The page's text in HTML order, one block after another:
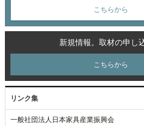
こちらから
新規情報。取材の申し
こちらから
リンク集
一般社団法人日本家具産業振興会